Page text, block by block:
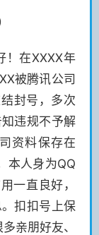
！在XXXX年
被腾讯公司
封号，多次
违规不予解
资料保存在
本人身为QQ
一直良好，
扣扣号上保
亲朋好友、